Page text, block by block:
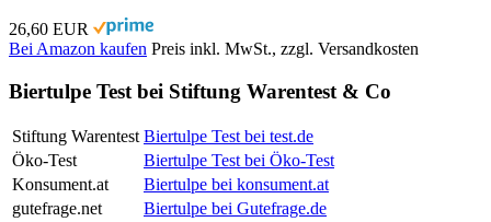
26,60 EUR
Bei Amazon kaufen Preis inkl. MwSt., zzgl. Versandkosten
Biertulpe Test bei Stiftung Warentest & Co
Stiftung Warentest Biertulpe Test bei test.de
Öko-Test
Biertulpe Test bei Öko-Test
Konsument.at
Biertulpe bei konsument.at
gutefrage.net
Biertulpe bei Gutefrage.de